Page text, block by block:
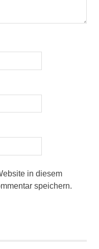
in diesem
speichern.